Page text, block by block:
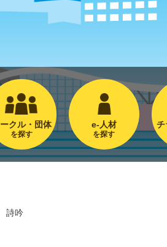
クル・団体
を探す
e-人材
を探す
チ
詩吟